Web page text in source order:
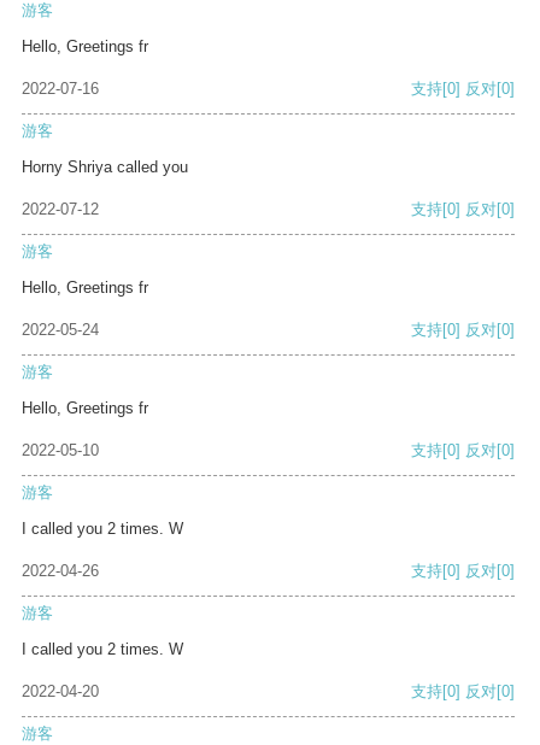
游客
Hello, Greetings fr
2022-07-16 支持[0] 反对[0]
游客
Horny Shriya called you
2022-07-12 支持[0] 反对[0]
游客
Hello, Greetings fr
2022-05-24 支持[0] 反对[0]
游客
Hello, Greetings fr
2022-05-10 支持[0] 反对[0]
游客
I called you 2 times. W
2022-04-26 支持[0] 反对[0]
游客
I called you 2 times. W
2022-04-20 支持[0] 反对[0]
游客